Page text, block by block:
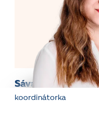
Sáva Kunzová
koordinátorka